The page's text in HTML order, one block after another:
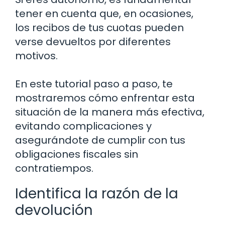
tener en cuenta que, en ocasiones,
los recibos de tus cuotas pueden
verse devueltos por diferentes
motivos.
En este tutorial paso a paso, te
mostraremos cómo enfrentar esta
situación de la manera más efectiva,
evitando complicaciones y
asegurándote de cumplir con tus
obligaciones fiscales sin
contratiempos.
Identifica la razón de la
devolución